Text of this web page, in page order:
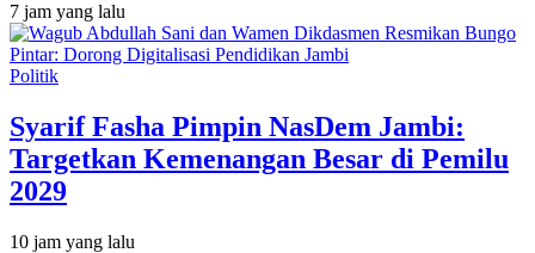
7 jam yang lalu
Politik
Syarif Fasha Pimpin NasDem Jambi:
Targetkan Kemenangan Besar di Pemilu
2029
10 jam yang lalu